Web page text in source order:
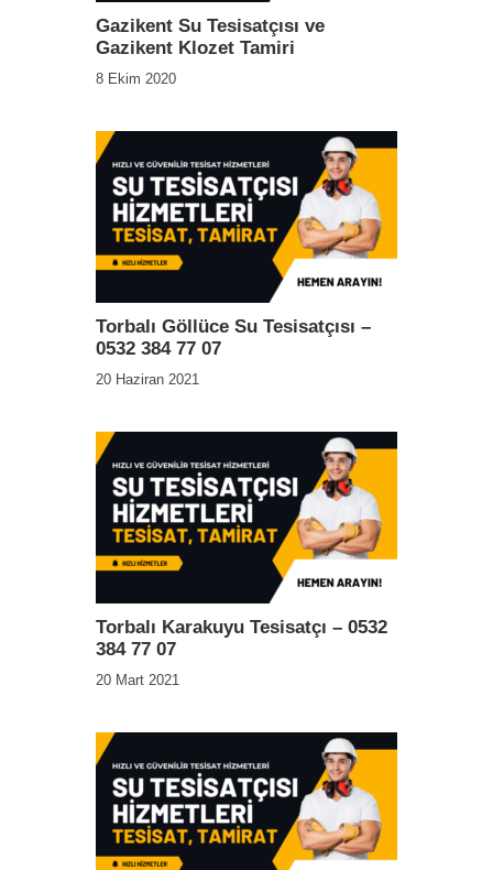
Gazikent Su Tesisatçısı ve
Gazikent Klozet Tamiri
8 Ekim 2020
Torbalı Göllüce Su Tesisatçısı –
0532 384 77 07
20 Haziran 2021
Torbalı Karakuyu Tesisatçı – 0532
384 77 07
20 Mart 2021